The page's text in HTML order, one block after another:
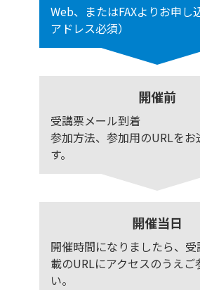
Web、またはFAXよりお申し
アドレス必須）
開催前
受講票メール到着
参加方法、参加用のURLをお
す。
開催当日
開催時間になりましたら、
載のURLにアクセスのうえご
い。